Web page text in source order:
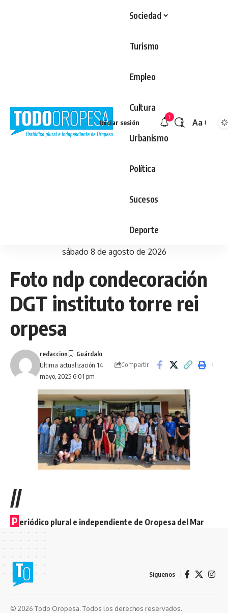
Sociedad
Turismo
Empleo
Cultura
Urbanismo
Política
Sucesos
Deporte
Iniciar sesión
1
Aa
sábado 8 de agosto de 2026
Foto ndp condecoración
DGT instituto torre rei
orpesa
Última actualización 14
mayo, 2025 6:01 pm
redaccion
Compartir
//
P eriódico plural e independiente de Oropesa del Mar
Síguenos
© 2026 Todo Oropesa. Todos los derechos reservados.